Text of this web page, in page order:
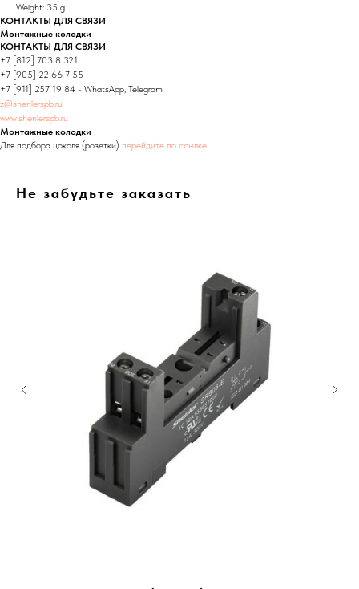
Weight: 35 g
КОНТАКТЫ ДЛЯ СВЯЗИ
Монтажные колодки
КОНТАКТЫ ДЛЯ СВЯЗИ
+7 [812] 703 8 321
+7 [905] 22 66 7 55
+7 [911] 257 19 84 - WhatsApp, Telegram
z@shenlerspb.ru
www.shenlerspb.ru
Монтажные колодки
Для подбора цоколя (розетки) перейдите по ссылке
Не забудьте заказать